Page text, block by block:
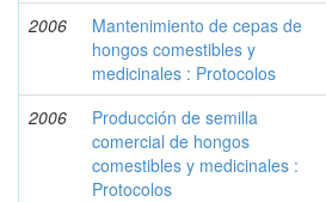
2006
Mantenimiento de cepas de
hongos comestibles y
medicinales : Protocolos
2006
Producción de semilla
comercial de hongos
comestibles y medicinales :
Protocolos